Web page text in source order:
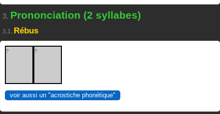
3. Prononciation (2 syllabes)
3.1. Rébus
? ?
voir aussi un "acrostiche phonétique"